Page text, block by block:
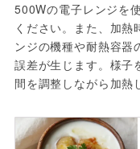
500Wの電子レンジを
ください。また、加熱
ンジの機種や耐熱容器
誤差が生じます。様子
間を調整しながら加熱